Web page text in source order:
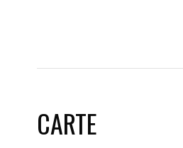
CARTE